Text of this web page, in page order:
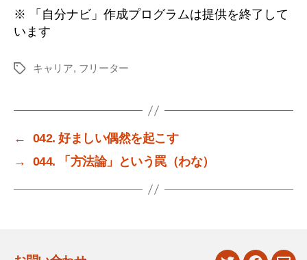
※ 「自分ナビ」作成プログラムは提供を終了して
います
タ
キャリア, フリーター
←
042. 好ましい偶然を起こす
→
044. 「方法論」という罠（わな）